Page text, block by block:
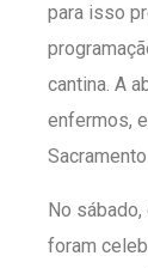
para isso
cantina. A
enfermos,
No
foram